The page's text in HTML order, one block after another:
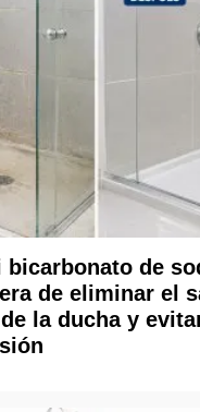
bicarbonato de
de eliminar el
la ducha y